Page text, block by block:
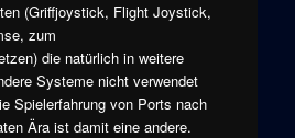
(Griffjoystick, Flight Joystick,
zum
die natürlich in weitere
Systeme nicht verwendet
Spielerfahrung von Ports nach
Ära ist damit eine andere.